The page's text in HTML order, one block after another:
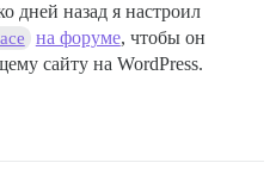
дней назад я настроил
на форуме, чтобы он
сайту на WordPress.